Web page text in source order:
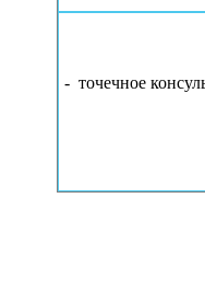
- точечное